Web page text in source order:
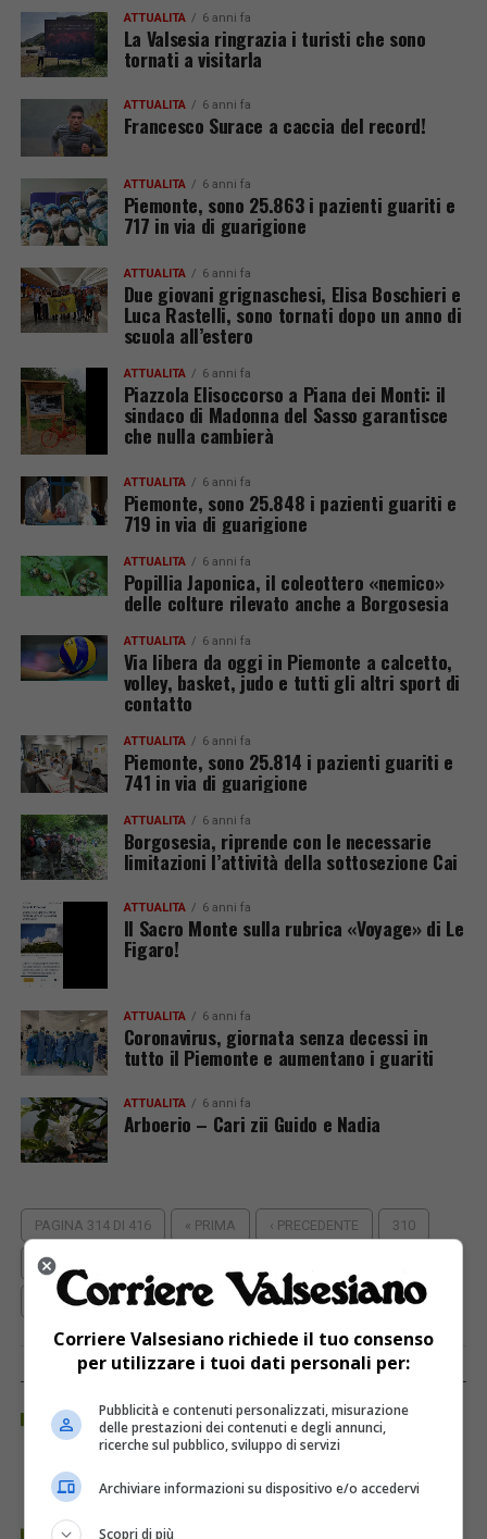
ATTUALITÀ 6 anni fa
La Valsesia ringrazia i turisti che sono
tornati a visitarla
ATTUALITÀ 6 anni fa
Francesco Surace a caccia del record!
ATTUALITÀ 6 anni fa
Piemonte, sono 25.863 i pazienti guariti e
717 in via di guarigione
ATTUALITÀ 6 anni fa
Due giovani grignaschesi, Elisa Boschieri e
Luca Rastelli, sono tornati dopo un anno di
scuola all’estero
ATTUALITÀ 6 anni fa
Piazzola Elisoccorso a Piana dei Monti: il
sindaco di Madonna del Sasso garantisce
che nulla cambierà
ATTUALITÀ 6 anni fa
Piemonte, sono 25.848 i pazienti guariti e
719 in via di guarigione
ATTUALITÀ 6 anni fa
Popillia Japonica, il coleottero «nemico»
delle colture rilevato anche a Borgosesia
ATTUALITÀ 6 anni fa
Via libera da oggi in Piemonte a calcetto,
volley, basket, judo e tutti gli altri sport di
contatto
ATTUALITÀ 6 anni fa
Piemonte, sono 25.814 i pazienti guariti e
741 in via di guarigione
ATTUALITÀ 6 anni fa
Borgosesia, riprende con le necessarie
limitazioni l’attività della sottosezione Cai
ATTUALITÀ 6 anni fa
Il Sacro Monte sulla rubrica «Voyage» di Le
Figaro!
ATTUALITÀ 6 anni fa
Coronavirus, giornata senza decessi in
tutto il Piemonte e aumentano i guariti
ATTUALITÀ 6 anni fa
Arboerio – Cari zii Guido e Nadia
PAGINA 314 DI 416 « PRIMA ‹ PRECEDENTE 310
311
PROSSIMA › ULTIMA »
Corriere Valsesiano richiede il tuo consenso
per utilizzare i tuoi dati personali per:
Pubblicità e contenuti personalizzati, misurazione
delle prestazioni dei contenuti e degli annunci,
ricerche sul pubblico, sviluppo di servizi
Archiviare informazioni su dispositivo e/o accedervi
Scopri di più